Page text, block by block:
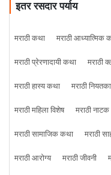
इतर रसदार पर्याय
मराठी कथा मराठी आध्यात्मिक
मराठी प्रेरणादायी कथा
मराठी
मराठी हास्य कथा
मराठी
मराठी महिला विशेष
मराठी नाटक
मराठी सामाजिक कथा
मराठी
मराठी आरोग्य
मराठी जीवनी